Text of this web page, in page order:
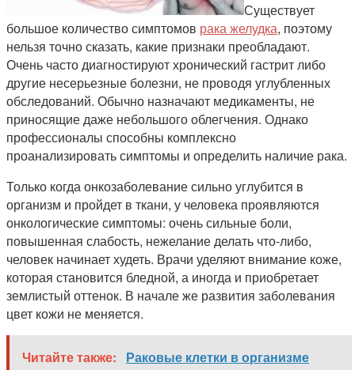
Существует
большое количество симптомов рака желудка, поэтому
нельзя точно сказать, какие признаки преобладают.
Очень часто диагностируют хронический гастрит либо
другие несерьезные болезни, не проводя углубленных
обследований. Обычно назначают медикаменты, не
приносящие даже небольшого облегчения. Однако
профессионалы способны комплексно
проанализировать симптомы и определить наличие рака.
Только когда онкозаболевание сильно углубится в
организм и пройдет в ткани, у человека проявляются
онкологические симптомы: очень сильные боли,
повышенная слабость, нежелание делать что-либо,
человек начинает худеть. Врачи уделяют внимание коже,
которая становится бледной, а иногда и приобретает
землистый оттенок. В начале же развития заболевания
цвет кожи не меняется.
Читайте также:
Раковые клетки в организме